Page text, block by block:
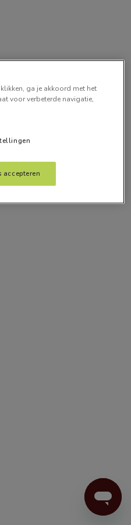
ga je akkoord met het
voor verbeterde navigatie,
accepteren